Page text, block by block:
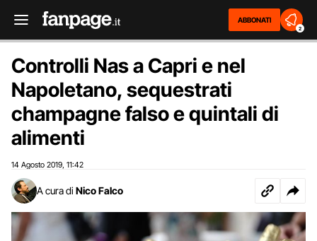
ABBONATI
2
Controlli Nas a Capri e nel
Napoletano, sequestrati
champagne falso e quintali di
alimenti
14 Agosto 2019 11:42
A cura di Nico Falco